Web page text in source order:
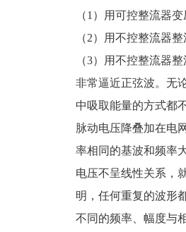
（1）用可控整流器
（2）用不控整流器
（3）用不控整流器
非常逼近正弦波。无
中吸取能量的方式都
脉动电压降叠加在电
率相同的基波和频率
电压不呈线性关系，
明，任何重复的波形
不同的频率、幅度与